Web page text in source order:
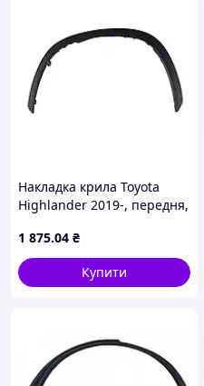
Накладка крила Toyota
Highlander 2019-, передня,
7,51E+45, 187085321
1 875.04 ₴
Купити